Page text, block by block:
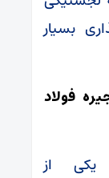
بسیار
فولاد
یکی از